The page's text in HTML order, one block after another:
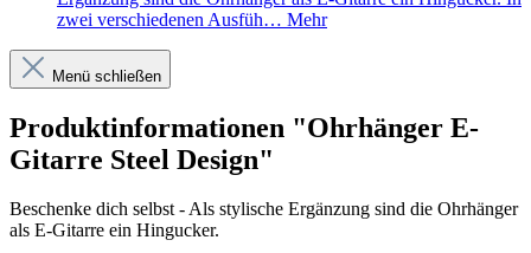
zwei verschiedenen Ausfüh… Mehr
Menü schließen
Produktinformationen "Ohrhänger E-
Gitarre Steel Design"
Beschenke dich selbst - Als stylische Ergänzung sind die Ohrhänger
als E-Gitarre ein Hingucker.